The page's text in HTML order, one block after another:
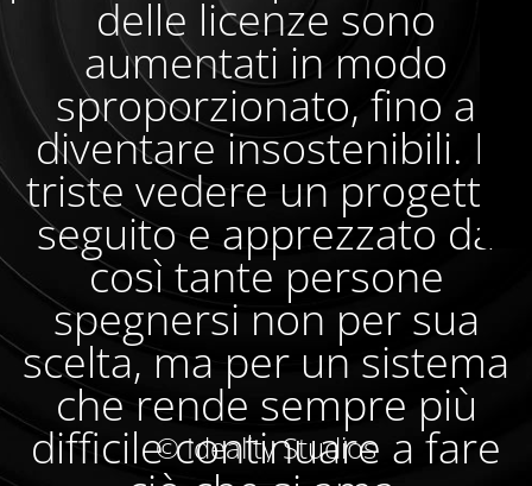
delle licenze sono
aumentati in modo
sproporzionato, fino a
diventare insostenibili. È
triste vedere un progetto
seguito e apprezzato da
così tante persone
spegnersi non per sua
scelta, ma per un sistema
che rende sempre più
difficile continuare a fare
© Ideality Studios